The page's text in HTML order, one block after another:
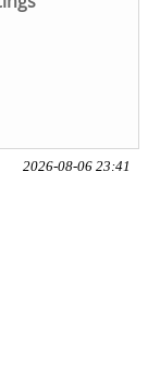
2026-08-06 23:41